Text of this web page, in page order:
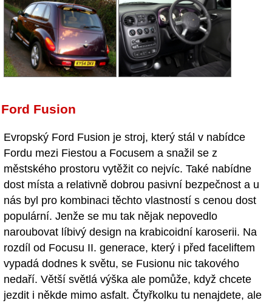
Ford Fusion
Evropský Ford Fusion je stroj, který stál v nabídce
Fordu mezi Fiestou a Focusem a snažil se z
městského prostoru vytěžit co nejvíc. Také nabídne
dost místa a relativně dobrou pasivní bezpečnost a u
nás byl pro kombinaci těchto vlastností s cenou dost
populární. Jenže se mu tak nějak nepovedlo
naroubovat líbivý design na krabicoidní karoserii. Na
rozdíl od Focusu II. generace, který i před faceliftem
vypadá dodnes k světu, se Fusionu nic takového
nedaří. Větší světlá výška ale pomůže, když chcete
jezdit i někde mimo asfalt. Čtyřkolku tu nenajdete, ale